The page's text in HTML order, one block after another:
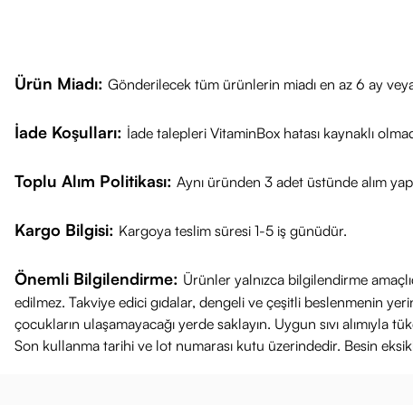
Gün İçinde:
Ürün Miadı: Gönderilecek tüm ürünlerin miadı en az 6 ay
İade Koşulları: İade talepleri VitaminBox hatası kaynaklı
Toplu Alım Politikası: Aynı üründen 3 adet üstünde alım
Kargo Bilgisi: Kargoya teslim süresi 1-5 iş günüdür.
Önemli Bilgilendirme: Ürünler yalnızca bilgilendirme
edilmez. Takviye edici gıdalar, dengeli ve çeşitli beslenmenin
çocukların ulaşamayacağı yerde saklayın. Uygun sıvı alımıyla
Son kullanma tarihi ve lot numarası kutu üzerindedir. Besin